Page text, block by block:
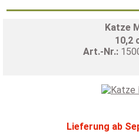
Katze
10,2
Art.-Nr.:
Lieferung ab